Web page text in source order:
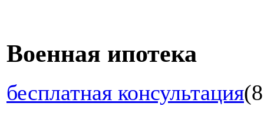
Военная ипотека
бесплатная консультация